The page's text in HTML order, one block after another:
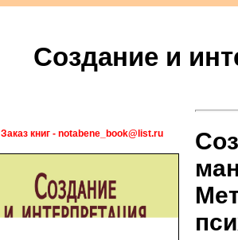
Создание и
Заказ книг - notabene_book@list.ru